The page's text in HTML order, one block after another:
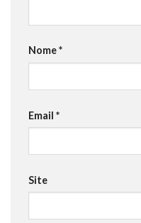
Nome*
Email *
Site